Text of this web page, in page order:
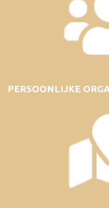
PERSOONLIJKE